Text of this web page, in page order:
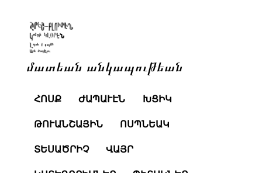
մատեան անկապութեան
ՀՈՍՔ ԺԱՊԱՒԷՆ ԽՑԻԿ
ԹՈՒԱՆՇԱՅԻՆ ՈՍՊՆԵԱԿ
ՏԵՍԱԾՐԻՉ ՎԱՅՐ